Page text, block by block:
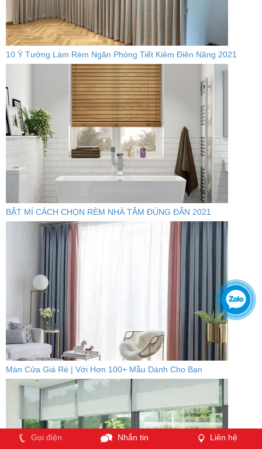
10 Ý Tưởng Làm Rèm Ngăn Phòng Tiết Kiêm Điên Năng 2021
BẬT MÍ CÁCH CHỌN RÈM NHÀ TẮM ĐÚNG ĐẮN 2021
Màn Cửa Giá Rẻ | Với Hơn 100+ Mẫu Dành Cho Bạn
Gọi điện Nhắn tin Liên hệ